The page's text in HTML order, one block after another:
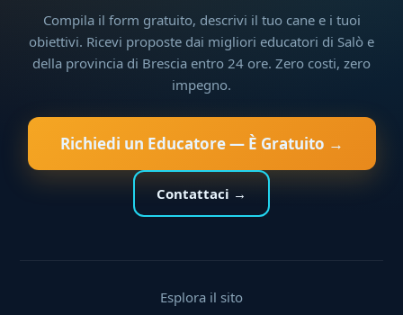
Compila il form gratuito, descrivi il tuo cane e i tuoi
obiettivi. Ricevi proposte dai migliori educatori di Salò e
della provincia di Brescia entro 24 ore. Zero costi, zero
impegno.
Richiedi un Educatore — È Gratuito →
Contattaci →
Esplora il sito